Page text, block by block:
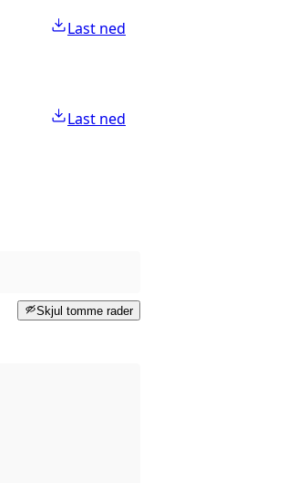
Last ned
Last ned
Skjul tomme rader